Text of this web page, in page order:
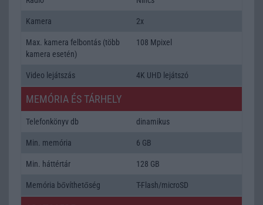
Kamera 2x
Max. kamera felbontás (több
kamera esetén)
108 Mpixel
Video lejátszás 4K UHD lejátszó
MEMÓRIA ÉS TÁRHELY
Telefonkönyv db dinamikus
Min. memória 6 GB
Min. háttértár 128 GB
Memória bővíthetőség T-Flash/microSD